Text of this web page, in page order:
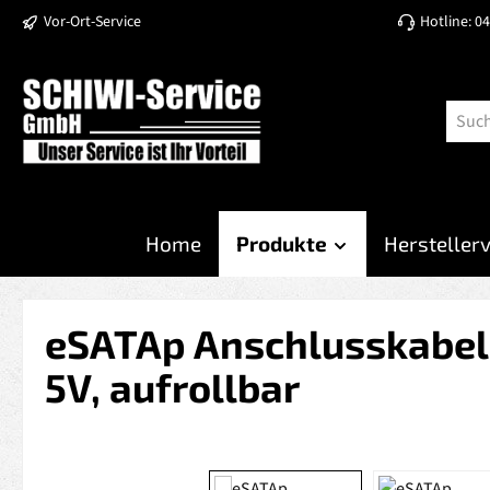
Hauptinhalt springen
Zur Suche springen
Zur Hauptnavigation springen
Vor-Ort-Service Hotline:
Home Produkte
eSATAp
5V, aufrollbar
Bildergalerie überspringen